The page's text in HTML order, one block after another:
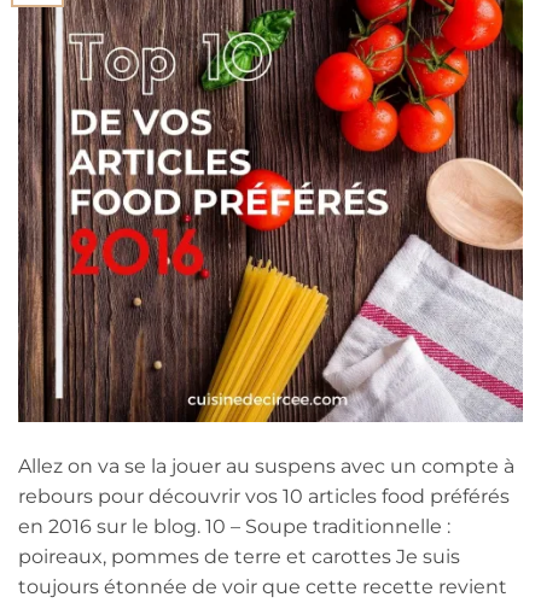
Allez on va se la jouer au suspens avec un compte à
rebours pour découvrir vos 10 articles food préférés
en 2016 sur le blog. 10 – Soupe traditionnelle :
poireaux, pommes de terre et carottes Je suis
toujours étonnée de voir que cette recette revient